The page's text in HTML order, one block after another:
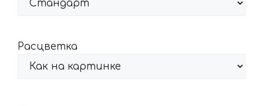
Расцветка